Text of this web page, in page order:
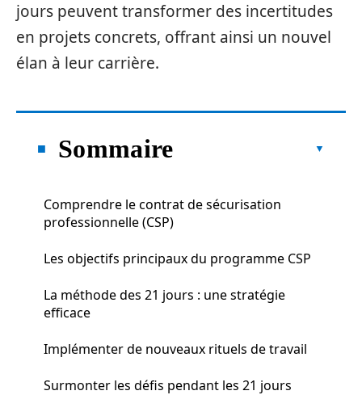
jours peuvent transformer des incertitudes
en projets concrets, offrant ainsi un nouvel
élan à leur carrière.
Sommaire
Comprendre le contrat de sécurisation
professionnelle (CSP)
Les objectifs principaux du programme CSP
La méthode des 21 jours : une stratégie
efficace
Implémenter de nouveaux rituels de travail
Surmonter les défis pendant les 21 jours